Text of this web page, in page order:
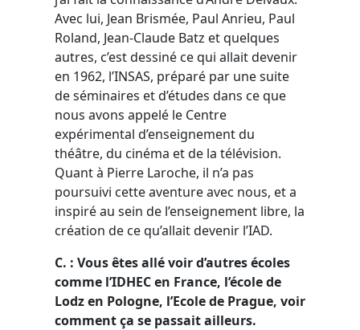
Avec lui, Jean Brismée, Paul Anrieu, Paul
Roland, Jean-Claude Batz et quelques
autres, c’est dessiné ce qui allait devenir
en 1962, l’INSAS, préparé par une suite
de séminaires et d’études dans ce que
nous avons appelé le Centre
expérimental d’enseignement du
théâtre, du cinéma et de la télévision.
Quant à Pierre Laroche, il n’a pas
poursuivi cette aventure avec nous, et a
inspiré au sein de l’enseignement libre, la
création de ce qu’allait devenir l’IAD.
C. : Vous êtes allé voir d’autres écoles
comme l’IDHEC en France, l’école de
Lodz en Pologne, l’Ecole de Prague, voir
comment ça se passait ailleurs.